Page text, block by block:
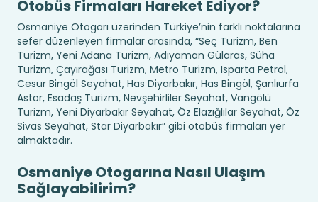
Otobüs Firmaları Hareket Ediyor?
Osmaniye Otogarı üzerinden Türkiye’nin farklı noktalarına
sefer düzenleyen firmalar arasında, “Seç Turizm, Ben
Turizm, Yeni Adana Turizm, Adıyaman Gülaras, Süha
Turizm, Çayırağası Turizm, Metro Turizm, Isparta Petrol,
Cesur Bingöl Seyahat, Has Diyarbakır, Has Bingöl, Şanlıurfa
Astor, Esadaş Turizm, Nevşehirliler Seyahat, Vangölü
Turizm, Yeni Diyarbakır Seyahat, Öz Elazığlılar Seyahat, Öz
Sivas Seyahat, Star Diyarbakır” gibi otobüs firmaları yer
almaktadır.
Osmaniye Otogarına Nasıl Ulaşım
Sağlayabilirim?